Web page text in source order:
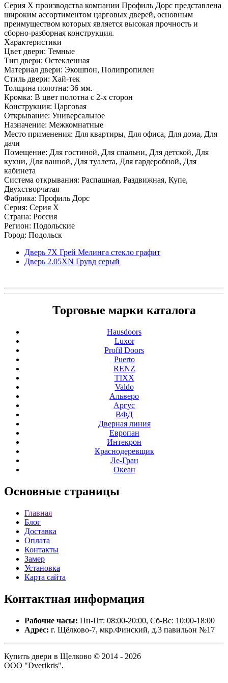
Серия Х производства компании Профиль Дорс представлена
широким ассортиментом царговых дверей, основным
преимуществом которых является высокая прочность и
сборно-разборная конструкция.
Характеристики
Цвет двери: Темные
Тип двери: Остекленная
Материал двери: Экошпон, Полипропилен
Стиль двери: Хай-тек
Толщина полотна: 36 мм.
Кромка: В цвет полотна с 2-х сторон
Конструкция: Царговая
Открывание: Универсальное
Назначение: Межкомнатные
Место применения: Для квартиры, Для офиса, Для дома, Для
дачи
Помещение: Для гостиной, Для спальни, Для детской, Для
кухни, Для ванной, Для туалета, Для гардеробной, Для
кабинета
Система открывания: Распашная, Раздвижная, Купе,
Двухстворчатая
Фабрика: Профиль Дорс
Серия: Серия X
Страна: Россия
Регион: Подольские
Город: Подольск
Дверь 7X Грей Мелинга стекло графит
Дверь 2.05ХN Грувд серый
Торговые марки каталога
Hausdoors
Luxor
Profil Doors
Puerto
RENZ
TIXX
Valdo
Альверо
Аргус
ВФД
Дверная линия
Европан
Интекрон
Краснодеревщик
Ле-Гран
Океан
Основные страницы
Главная
Блог
Доставка
Оплата
Контакты
Замер
Установка
Карта сайта
Контактная информация
Рабочие часы: Пн-Пт: 08:00-20:00, Сб-Вс: 10:00-18:00
Адрес: г. Щёлково-7, мкр.Финский, д.3 павильон №17
Купить двери в Щелково © 2014 - 2026
ООО "Dverikris".